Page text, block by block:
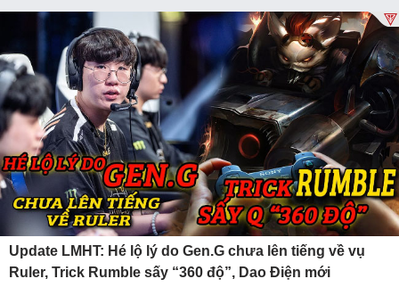
Update LMHT: Hé lộ lý do Gen.G chưa lên tiếng về vụ
Ruler, Trick Rumble sấy “360 độ”, Dao Điện mới